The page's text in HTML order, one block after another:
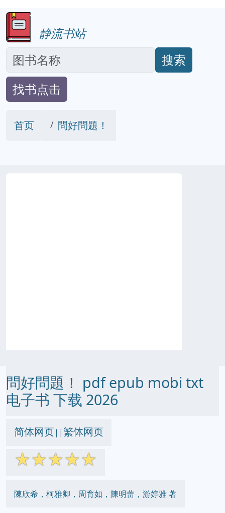
静流书站
搜索
找书点击
首页 問好問題！
問好問題！ pdf epub mobi txt
电子书 下载 2026
简体网页||繁体网页
☆☆☆☆☆
陳欣希，柯雅卿，周育如，陳明蕾，游婷雅 著